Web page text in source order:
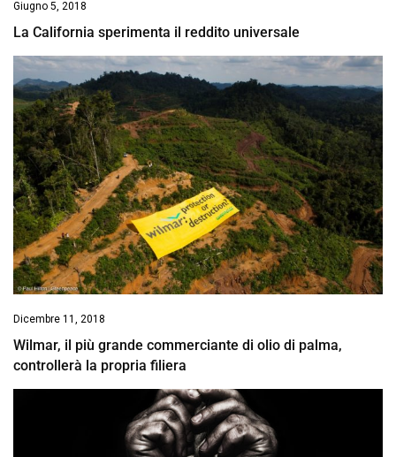
Giugno 5, 2018
La California sperimenta il reddito universale
Dicembre 11, 2018
Wilmar, il più grande commerciante di olio di palma,
controllerà la propria filiera